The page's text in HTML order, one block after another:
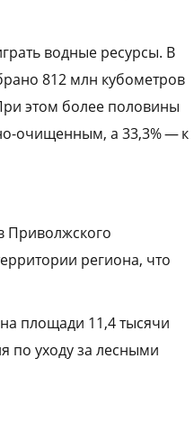
водные ресурсы. В
812 млн кубометров
этом более половины
очищенным, а 33,3% — к
Приволжского
региона, что
площади 11,4 тысячи
по уходу за лесными